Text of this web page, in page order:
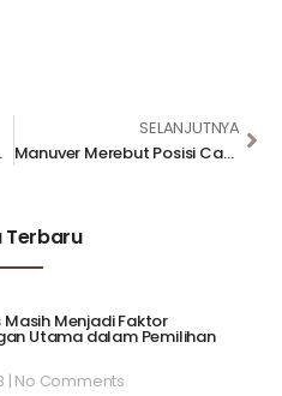
Jokowi
SELANJUTNYA
Manuver Merebut Posisi Cawapres
Terbaru
Masih Menjadi Faktor
Utama dalam Pemilihan
No Comments